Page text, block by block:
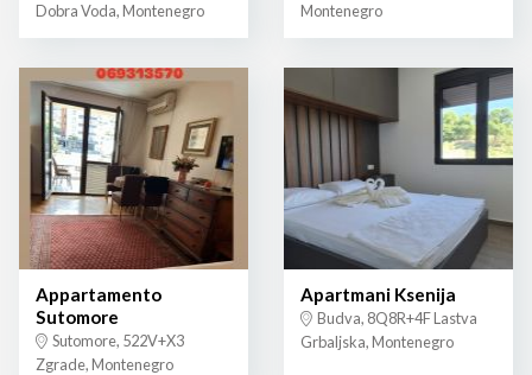
Dobra Voda, Montenegro
Montenegro
Appartamento
Sutomore
Sutomore, 522V+X3
Zgrade, Montenegro
Apartmani Ksenija
Budva, 8Q8R+4F Lastva
Grbaljska, Montenegro